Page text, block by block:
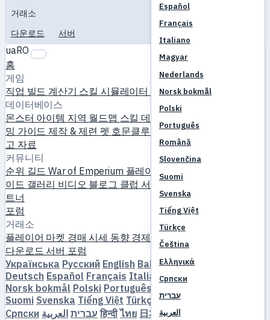
Español
Français
Italiano
Magyar
Nederlands
Norsk bokmål
Polski
Português
Română
Slovenčina
Suomi
Svenska
Tiếng Việt
Türkçe
Čeština
Ελληνικά
Српски
עברית
العربية
거래소
다운로드
서버
uaRO
홈
게임
직업 빌드 계산기 스킬 시뮬레이터 퀘스트 신규 플레이어 시작
데이터베이스
몬스터 아이템 지역 월드맵 스킬 데이터베이스
밍 가이드제작 & 제련 펫 호문클루스레벨링비교
고 자료
커뮤니티
순위 길드War of Emperium 플레이어 프로필
이드 갤러리 비디오 블로그 클럽서버 카탈로그
트너
포럼
거래소
플레이어 마켓 경매시세 동향 경제
다운로드서버 포럼
Українська Русский English Bahasa Indonesia
Deutsch Español Français Italiano Magyar
Norsk bokmål Polski Português
Suomi Svenska Tiếng Việt Türkçe Čeština
Српски
עברית العربية हिन्दी ไทย 日本語 简体中文